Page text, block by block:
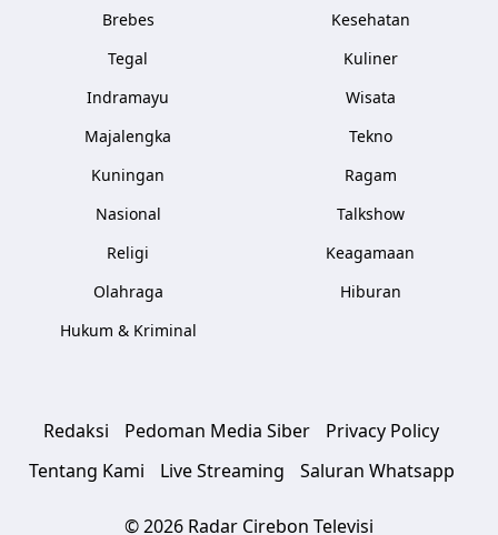
Brebes
Tegal
Indramayu
Majalengka
Kuningan
Nasional
Religi
Olahraga
Hukum & Kriminal
Kesehatan
Kuliner
Wisata
Tekno
Ragam
Talkshow
Keagamaan
Hiburan
Redaksi Pedoman Media Siber
Privacy Policy
Tentang Kami
Live Streaming Saluran Whatsapp
© 2026 Radar Cirebon Televisi